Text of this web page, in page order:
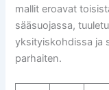
mallit eroavat
sääsuojassa,
yksityiskohdissa ja
parhaiten.